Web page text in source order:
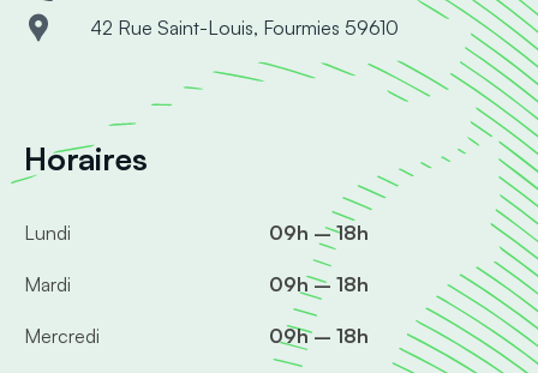
42 Rue Saint-Louis, Fourmies 59610
Horaires
Lundi 09h – 18h
Mardi 09h – 18h
Mercredi 09h – 18h